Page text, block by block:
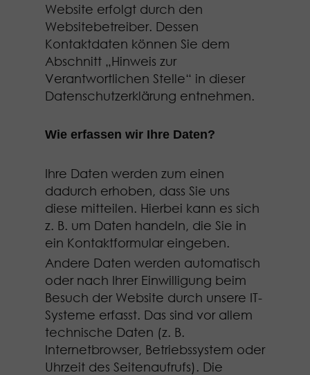
Website erfolgt durch den
Websitebetreiber. Dessen
Kontaktdaten können Sie dem
Abschnitt „Hinweis zur
Verantwortlichen Stelle“ in dieser
Datenschutzerklärung entnehmen.
Wie erfassen wir Ihre Daten?
Ihre Daten werden zum einen
dadurch erhoben, dass Sie uns
diese mitteilen. Hierbei kann es sich
z. B. um Daten handeln, die Sie in
ein Kontaktformular eingeben.
Andere Daten werden automatisch
oder nach Ihrer Einwilligung beim
Besuch der Website durch unsere IT-
Systeme erfasst. Das sind vor allem
technische Daten (z. B.
Internetbrowser, Betriebssystem oder
Uhrzeit des Seitenaufrufs). Die